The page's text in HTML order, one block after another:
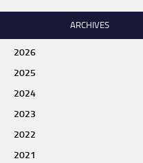
ARCHIVES
2026
2025
2024
2023
2022
2021